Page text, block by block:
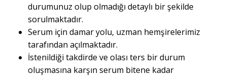
durumunuz olup olmadığı detaylı bir şekilde
sorulmaktadır.
Serum için damar yolu, uzman hemşirelerimiz
tarafından açılmaktadır.
İstenildiği takdirde ve olası ters bir durum
oluşmasına karşın serum bitene kadar